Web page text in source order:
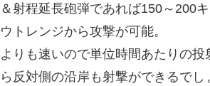
射程延長砲弾であれば150～200
トレンジから攻撃が可能。
りも速いので単位時間あたりの投
反対側の沿岸も射撃ができるでし